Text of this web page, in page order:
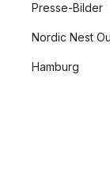
Presse-Bilder
Nordic Nest
Hamburg